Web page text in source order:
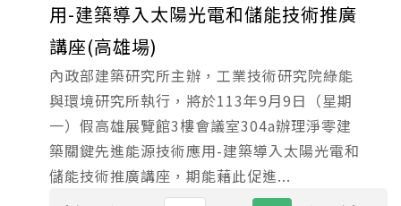
用-建築導入太陽光電和儲能技術推廣
講座(高雄場)
內政部建築研究所主辦，工業技術研究院綠能
與環境研究所執行，將於113年9月9日（星期
一）假高雄展覽館3樓會議室304a辦理淨零建
築關鍵先進能源技術應用-建築導入太陽光電和
儲能技術推廣講座，期能藉此促進...